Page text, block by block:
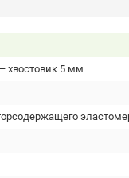
хвостовик 5 мм